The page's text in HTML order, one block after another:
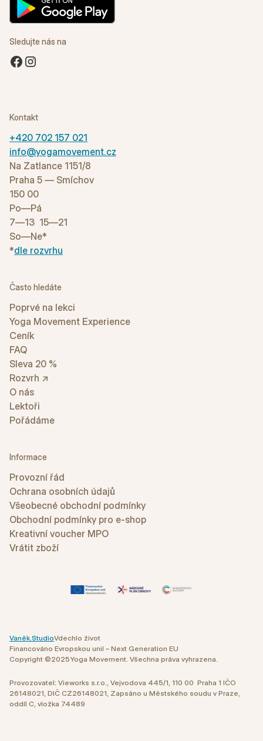
Sledujte nás na
Kontakt
+420 702 157 021
info@yogamovement.cz
Na Zatlance 1151/8
Praha 5 — Smíchov
150 00
Po—Pá
7—13 15—21
So—Ne*
*dle rozvrhu
Často hledáte
Poprvé na lekci
Yoga Movement Experience
Ceník
FAQ
Sleva 20 %
Rozvrh ↗
O nás
Lektoři
Pořádáme
Informace
Provozní řád
Ochrana osobních údajů
Všeobecné obchodní podmínky
Obchodní podmínky pro e-shop
Kreativní voucher MPO
Vrátit zboží
Financováno Evropskou unií – Next Generation EU
Copyright ©2025Yoga Movement. Všechna práva vyhrazena.
Vdechlo život
Vaněk.Studio
Provozovatel: Vieworks s.r.o., Vejvodova 445/1, 110 00 Praha 1 IČO
26148021, DIČ CZ26148021, Zapsáno u Městského soudu v Praze,
oddíl C, vložka 74489